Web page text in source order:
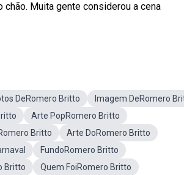
Muita gente considerou a cena
DeRomero Britto
Imagem DeRomero
Arte PopRomero Britto
Britto
Arte DoRomero Britto
FundoRomero Britto
Britto
Quem FoiRomero Britto